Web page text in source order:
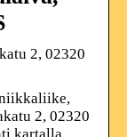
2, 02320
2, 02320